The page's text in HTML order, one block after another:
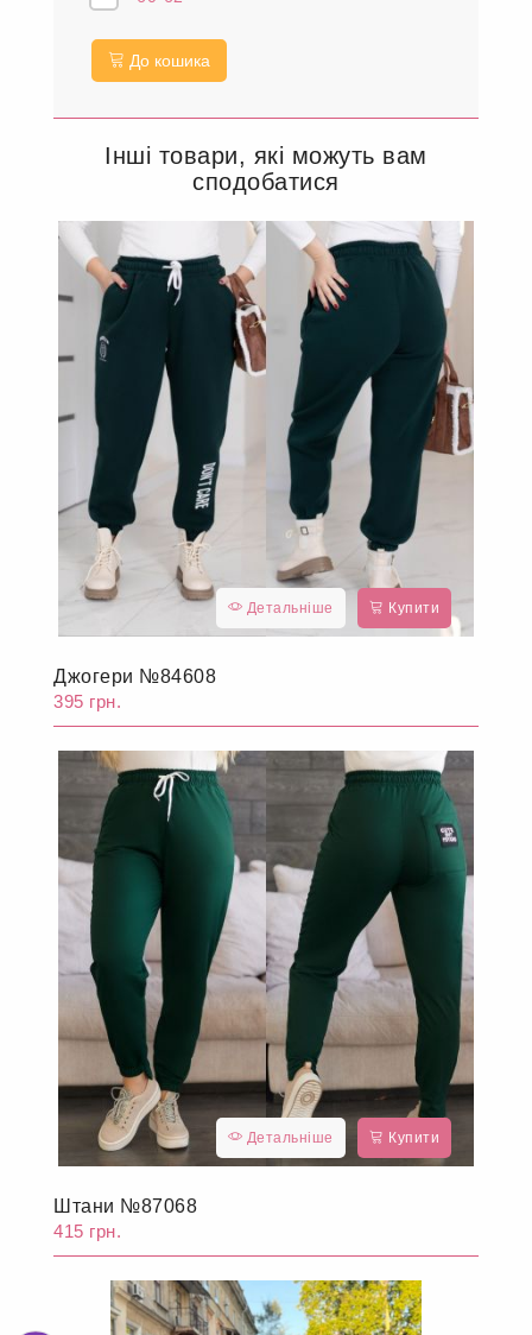
До кошика
Інші товари, які можуть вам
сподобатися
Детальніше Купити
Джогери №84608
395 грн.
Детальніше Купити
Штани №87068
415 грн.